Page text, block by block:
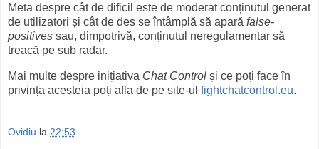
Meta despre cât de dificil este de moderat conținutul generat
de utilizatori și cât de des se întâmplă să apară false-
positives sau, dimpotrivă, conținutul neregulamentar să
treacă pe sub radar.
Mai multe despre inițiativa Chat Control și ce poți face în
privința acesteia poți afla de pe site-ul fightchatcontrol.eu.
Ovidiu la 22:53